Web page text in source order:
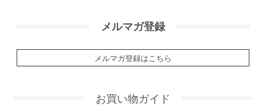
メルマガ登録
メルマガ登録はこちら
お買い物ガイド